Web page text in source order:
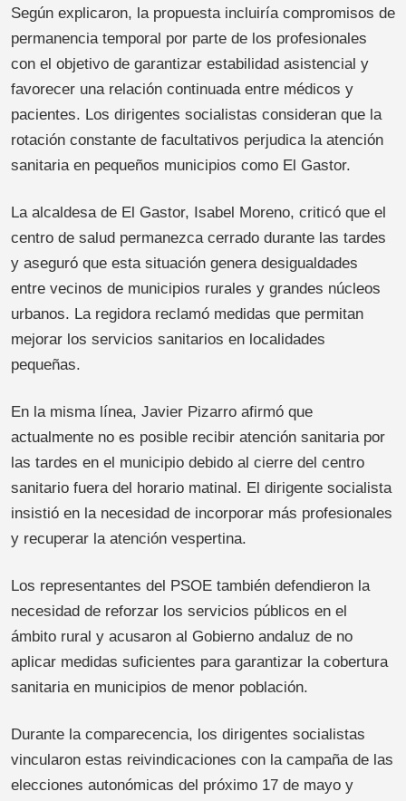
Según explicaron, la propuesta incluiría compromisos de
permanencia temporal por parte de los profesionales
con el objetivo de garantizar estabilidad asistencial y
favorecer una relación continuada entre médicos y
pacientes. Los dirigentes socialistas consideran que la
rotación constante de facultativos perjudica la atención
sanitaria en pequeños municipios como El Gastor.
La alcaldesa de El Gastor, Isabel Moreno, criticó que el
centro de salud permanezca cerrado durante las tardes
y aseguró que esta situación genera desigualdades
entre vecinos de municipios rurales y grandes núcleos
urbanos. La regidora reclamó medidas que permitan
mejorar los servicios sanitarios en localidades
pequeñas.
En la misma línea, Javier Pizarro afirmó que
actualmente no es posible recibir atención sanitaria por
las tardes en el municipio debido al cierre del centro
sanitario fuera del horario matinal. El dirigente socialista
insistió en la necesidad de incorporar más profesionales
y recuperar la atención vespertina.
Los representantes del PSOE también defendieron la
necesidad de reforzar los servicios públicos en el
ámbito rural y acusaron al Gobierno andaluz de no
aplicar medidas suficientes para garantizar la cobertura
sanitaria en municipios de menor población.
Durante la comparecencia, los dirigentes socialistas
vincularon estas reivindicaciones con la campaña de las
elecciones autonómicas del próximo 17 de mayo y